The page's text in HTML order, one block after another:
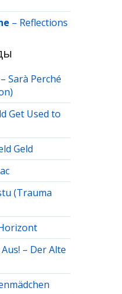
– Reflections
– Sarà Perché
Get Used to
Geld
(Trauma
– Der Alte